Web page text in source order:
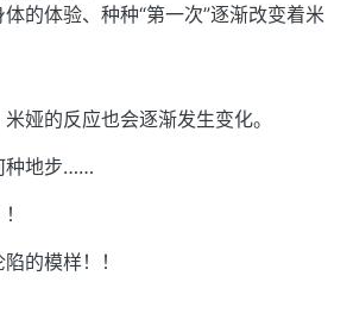
的体验、种种“第一次”逐渐改变着米
娅的反应也会逐渐发生变化。
种地步……
的模样！！